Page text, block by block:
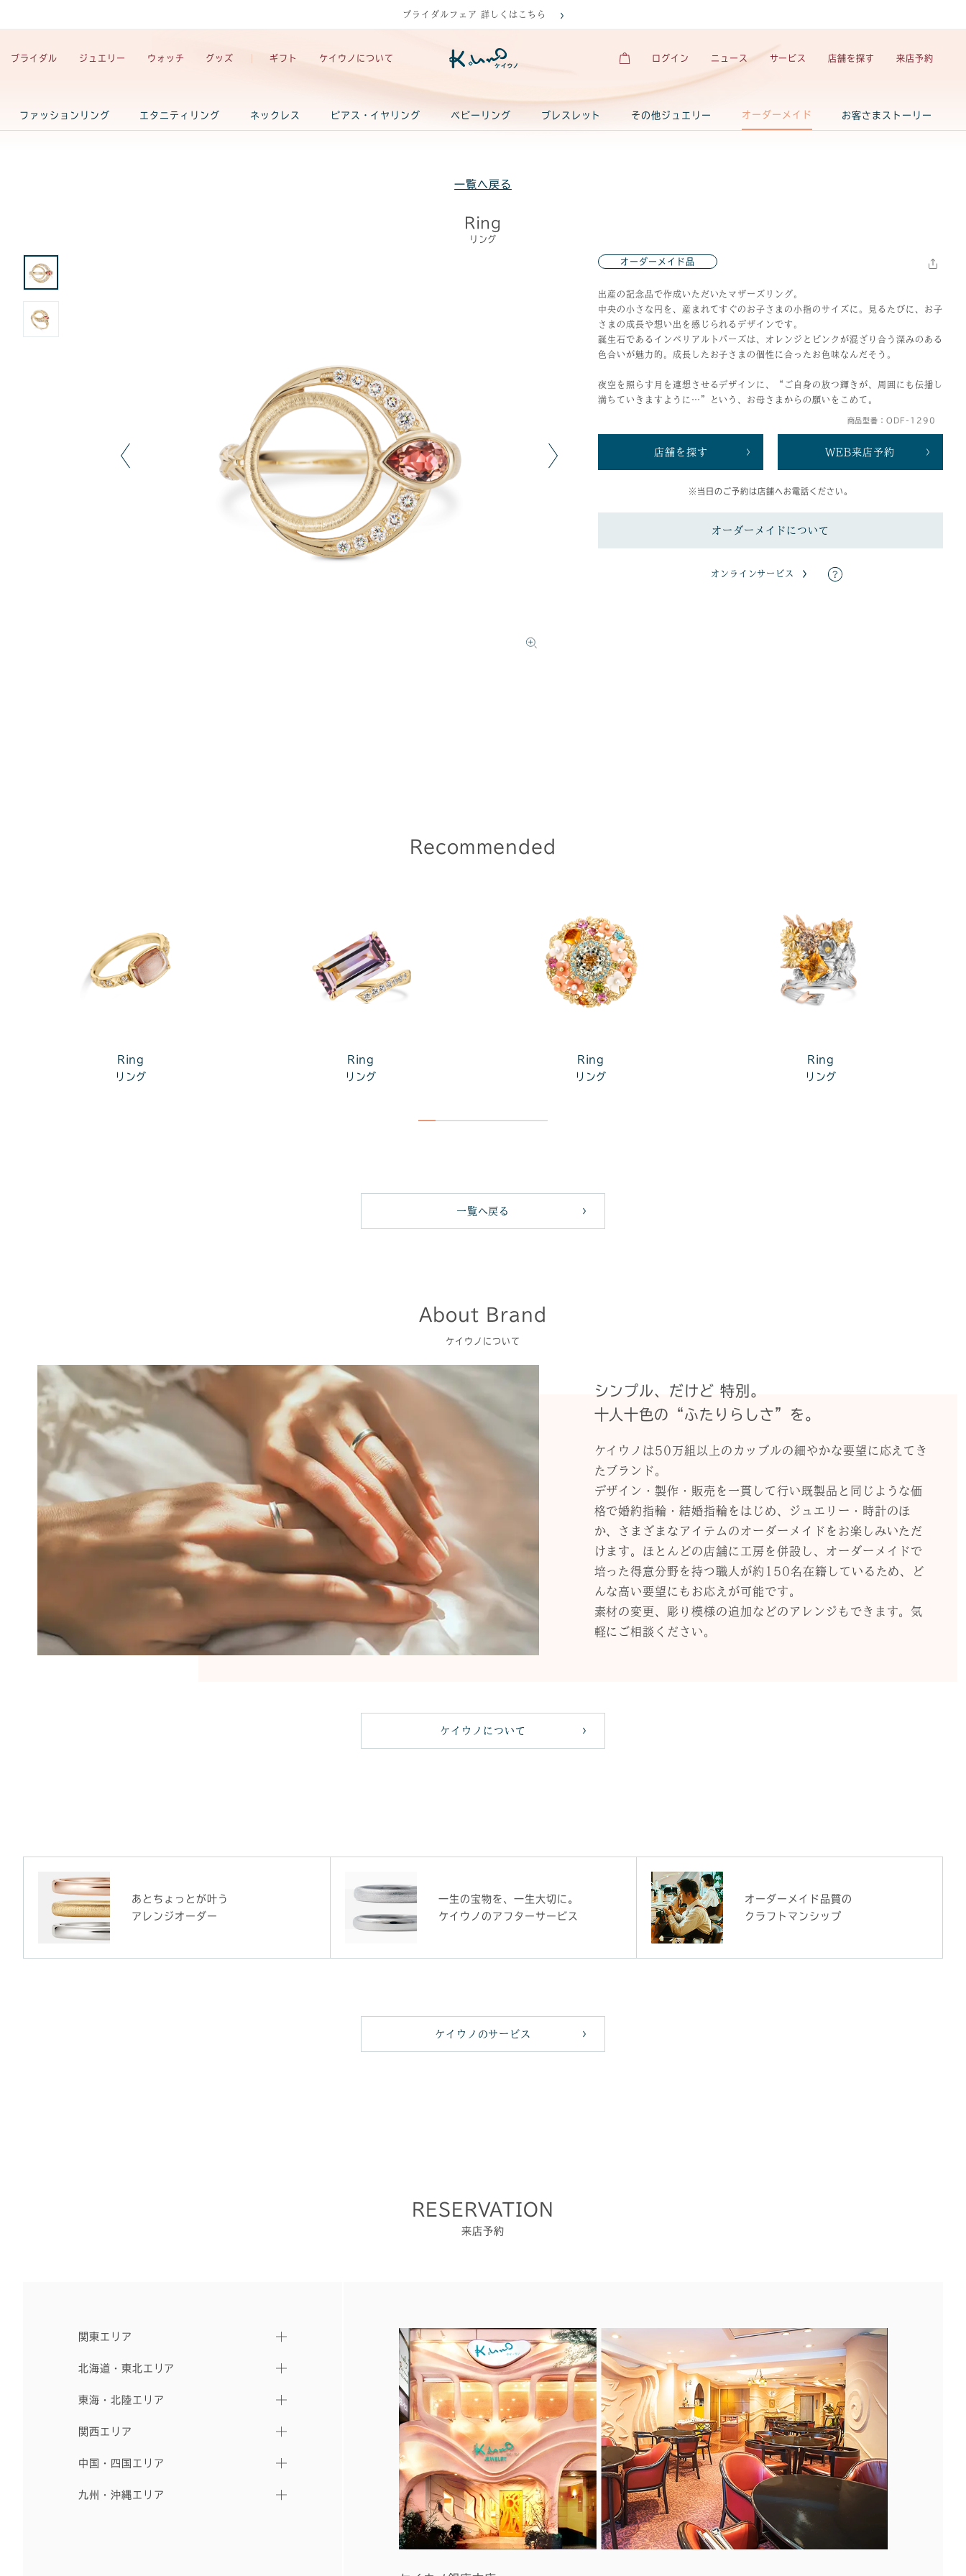
ブライダルフェア 詳しくはこちら
ブライダル ジュエリー ウォッチ グッズ ギフト ケイウノについて ログイン ニュース サービス 店舗を探す 来店予約
ファッションリング エタニティリング ネックレス ピアス・イヤリング ベビーリング ブレスレット その他ジュエリー オーダーメイド お客さまストーリー
一覧へ戻る
Ring
リング
オーダーメイド品
出産の記念品で作成いただいたマザーズリング。
中央の小さな円を、産まれてすぐのお子さまの小指のサイズに。見るたびに、お子
さまの成長や想い出を感じられるデザインです。
誕生石であるインペリアルトパーズは、オレンジとピンクが混ざり合う深みのある
色合いが魅力的。成長したお子さまの個性に合ったお色味なんだそう。
夜空を照らす月を連想させるデザインに、“ご自身の放つ輝きが、周囲にも伝播し
満ちていきますように…”という、お母さまからの願いをこめて。
商品型番：ODF-1290
店舗を探す WEB来店予約
※当日のご予約は店舗へお電話ください。
オーダーメイドについて
オンラインサービス
Recommended
Ring
リング
Ring
リング
Ring
リング
Ring
リング
一覧へ戻る
About Brand
ケイウノについて
シンプル、だけど 特別。
十人十色の“ふたりらしさ”を。
ケイウノは50万組以上のカップルの細やかな要望に応えてき
たブランド。
デザイン・製作・販売を一貫して行い既製品と同じような価
格で婚約指輪・結婚指輪をはじめ、ジュエリー・時計のほ
か、さまざまなアイテムのオーダーメイドをお楽しみいただ
けます。ほとんどの店舗に工房を併設し、オーダーメイドで
培った得意分野を持つ職人が約150名在籍しているため、ど
んな高い要望にもお応えが可能です。
素材の変更、彫り模様の追加などのアレンジもできます。気
軽にご相談ください。
ケイウノについて
あとちょっとが叶う
アレンジオーダー
一生の宝物を、一生大切に。
ケイウノのアフターサービス
オーダーメイド品質の
クラフトマンシップ
ケイウノのサービス
RESERVATION
来店予約
関東エリア
北海道・東北エリア
東海・北陸エリア
関西エリア
中国・四国エリア
九州・沖縄エリア